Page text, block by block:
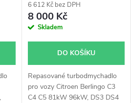
6 612 Kč bez DPH
8 000 Kč
Skladem
DO KOŠÍKU
Repasované turbodmychadlo
pro vozy Citroen Berlingo C3
C4 C5 81kW 96kW, DS3 DS4